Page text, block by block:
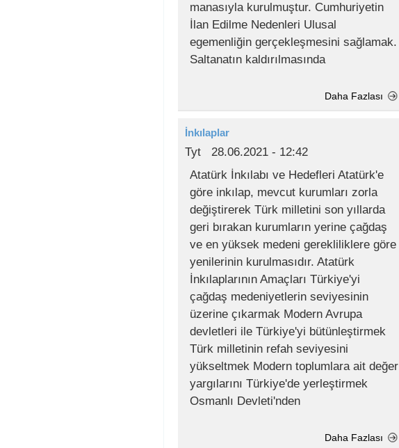
manasıyla kurulmuştur. Cumhuriyetin
İlan Edilme Nedenleri Ulusal
egemenliğin gerçekleşmesini sağlamak.
Saltanatın kaldırılmasında
Daha Fazlası
İnkılaplar
Tyt
28.06.2021 - 12:42
Atatürk İnkılabı ve Hedefleri Atatürk'e
göre inkılap, mevcut kurumları zorla
değiştirerek Türk milletini son yıllarda
geri bırakan kurumların yerine çağdaş
ve en yüksek medeni gerekliliklere göre
yenilerinin kurulmasıdır. Atatürk
İnkılaplarının Amaçları Türkiye'yi
çağdaş medeniyetlerin seviyesinin
üzerine çıkarmak Modern Avrupa
devletleri ile Türkiye'yi bütünleştirmek
Türk milletinin refah seviyesini
yükseltmek Modern toplumlara ait değer
yargılarını Türkiye'de yerleştirmek
Osmanlı Devleti'nden
Daha Fazlası